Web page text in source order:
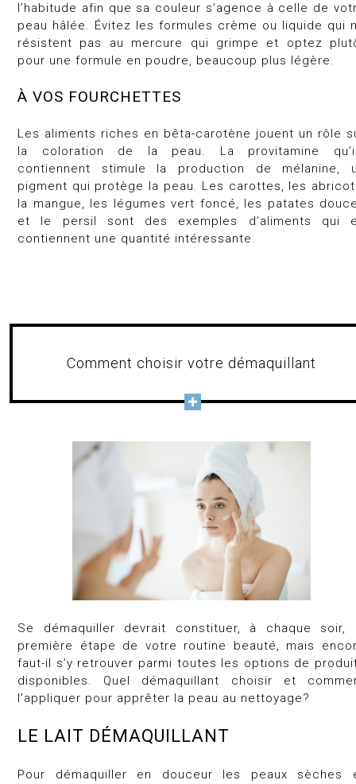
l’habitude afin que sa couleur s’agence à celle de
peau hâlée. Évitez les formules crème ou liquide qui
résistent pas au mercure qui grimpe et optez
pour une formule en poudre, beaucoup plus légère.
À VOS FOURCHETTES
Les aliments riches en bêta-carotène jouent un rôle
la coloration de la peau. La provitamine
contiennent stimule la production de mélanine,
pigment qui protège la peau. Les carottes, les
la mangue, les légumes vert foncé, les patates
et le persil sont des exemples d’aliments qui
contiennent une quantité intéressante.
Comment choisir votre démaquillant
Se démaquiller devrait constituer, à chaque soir,
première étape de votre routine beauté, mais
faut-il s’y retrouver parmi toutes les options de
disponibles. Quel démaquillant choisir et
l’appliquer pour apprêter la peau au nettoyage?
LE LAIT DÉMAQUILLANT
Pour démaquiller en douceur les peaux sèches